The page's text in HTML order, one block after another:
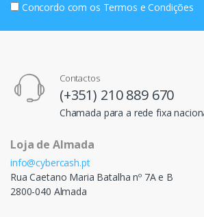
Concordo com os Termos e Condições
Contactos
(+351) 210 889 670
Chamada para a rede fixa
Loja de Almada
info@cybercash.pt
Rua Caetano Maria Batalha nº 7A e B
2800-040 Almada